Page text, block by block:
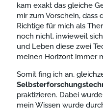
kam exakt das gleiche
mir zum Vorschein, dass
Richtige für mich als
noch nicht, inwieweit
und Leben diese zwei
meinen Horizont immer
Somit fing ich an,
praktizieren. Dabei
mein Wissen wurde